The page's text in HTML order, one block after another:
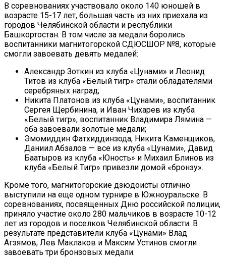
В соревнованиях участвовало около 140 юношей в
возрасте 15-17 лет, большая часть из них приехала из
городов Челябинской области и республики
Башкортостан. В том числе за медали боролись
воспитанники магнитогорской СДЮСШОР №8, которые
смогли завоевать девять медалей:
Александр Зоткин из клуба «Цунами» и Леонид
Титов из клуба «Белый тигр» стали обладателями
серебряных наград;
Никита Платонов из клуба «Цунами», воспитанник
Сергея Щербинина, и Иван Чихарев из клуба
«Белый тигр», воспитанник Владимира Лямина —
оба завоевали золотые медали;
Эмомиддин Фатхиддинзода, Никита Каменщиков,
Даниил Абзалов — все из клуба «Цунами», Давид
Баатыров из клуба «Юность» и Михаил Блинов из
клуба «Белый Тигр» привезли домой «бронзу».
Кроме того, магнитогорские дзюдоисты отлично
выступили на еще одном турнире в Южноуральске. В
соревнованиях, посвященных Дню российской полиции,
приняло участие около 280 мальчиков в возрасте 10-12
лет из городов и поселков Челябинской области. В
результате представители клуба «Цунами» Влад
Агзямов, Лев Маклаков и Максим Устинов смогли
завоевать три бронзовых медали.